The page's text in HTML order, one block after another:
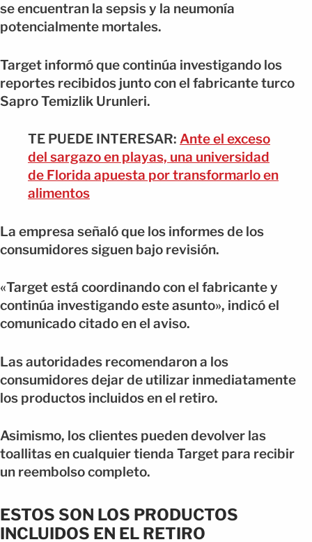
se encuentran la sepsis y la neumonía
potencialmente mortales.
Target informó que continúa investigando los
reportes recibidos junto con el fabricante turco
Sapro Temizlik Urunleri.
TE PUEDE INTERESAR: Ante el exceso
del sargazo en playas, una universidad
de Florida apuesta por transformarlo en
alimentos
La empresa señaló que los informes de los
consumidores siguen bajo revisión.
«Target está coordinando con el fabricante y
continúa investigando este asunto», indicó el
comunicado citado en el aviso.
Las autoridades recomendaron a los
consumidores dejar de utilizar inmediatamente
los productos incluidos en el retiro.
Asimismo, los clientes pueden devolver las
toallitas en cualquier tienda Target para recibir
un reembolso completo.
ESTOS SON LOS PRODUCTOS
INCLUIDOS EN EL RETIRO